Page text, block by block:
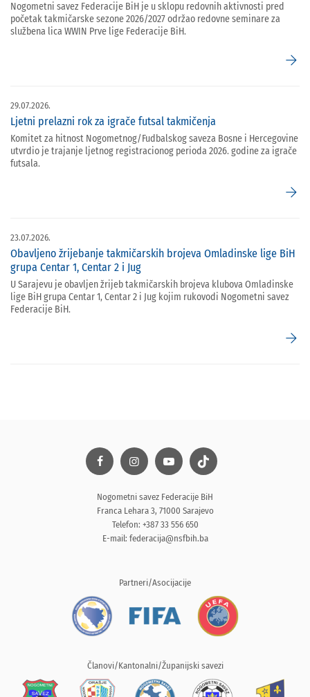
Nogometni savez Federacije BiH je u sklopu redovnih aktivnosti pred
početak takmičarske sezone 2026/2027 održao redovne seminare za
službena lica WWIN Prve lige Federacije BiH.
arrow_forward
29.07.2026.
Ljetni prelazni rok za igrače futsal takmičenja
Komitet za hitnost Nogometnog/Fudbalskog saveza Bosne i Hercegovine
utvrdio je trajanje ljetnog registracionog perioda 2026. godine za igrače
futsala.
arrow_forward
23.07.2026.
Obavljeno žrijebanje takmičarskih brojeva Omladinske lige BiH
grupa Centar 1, Centar 2 i Jug
U Sarajevu je obavljen žrijeb takmičarskih brojeva klubova Omladinske
lige BiH grupa Centar 1, Centar 2 i Jug kojim rukovodi Nogometni savez
Federacije BiH.
arrow_forward
Nogometni savez Federacije BiH
Franca Lehara 3, 71000 Sarajevo
Telefon: +387 33 556 650
E-mail: federacija@nsfbih.ba
Partneri/Asocijacije
Članovi/Kantonalni/Županijski savezi